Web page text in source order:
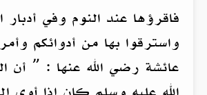
فاقرؤها عند النوم وفي أدبار
واسترقوا بها من أدوائكم
عائشة رضي الله عنها : ” أن